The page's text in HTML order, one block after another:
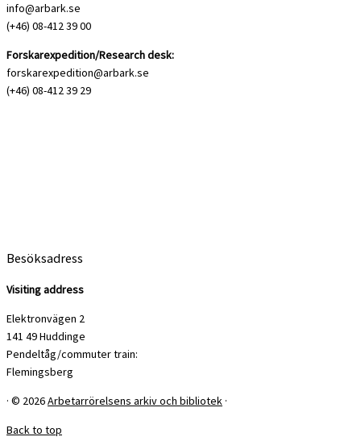
info@arbark.se
(+46) 08-412 39 00
Forskarexpedition/Research desk:
forskarexpedition@arbark.se
(+46) 08-412 39 29
Besöksadress
Visiting address
Elektronvägen 2
141 49 Huddinge
Pendeltåg/commuter train:
Flemingsberg
· © 2026Arbetarrörelsens arkiv och bibliotek ·
Back to top